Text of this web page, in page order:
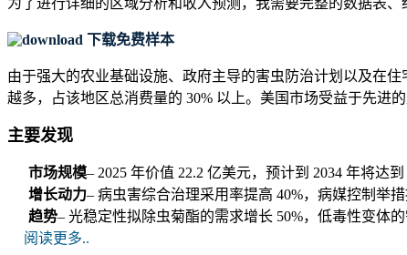
下载免费样本
由于强大的农业基础设施、政府主导的害虫防治计划以及在
越多，占该地区总消费量的 30% 以上。美国市场受益于先进
主要发现
市场规模– 2025 年价值 22.2 亿美元，预计到 2034 年将达
增长动力– 病虫害综合治理采用率提高 40%，病媒控制举
趋势– 光稳定性拟除虫菊酯的需求增长 50%，低毒性变体
阅读更多..